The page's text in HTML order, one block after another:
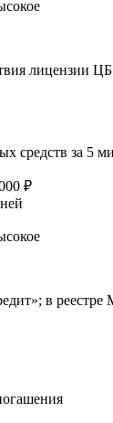
лицензии
средств за 5
₽
в